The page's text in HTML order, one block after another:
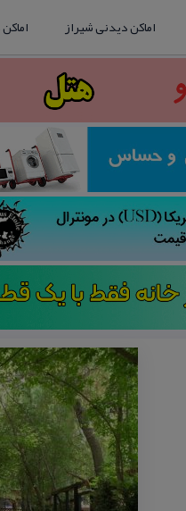
اماکن دیدنی شیراز